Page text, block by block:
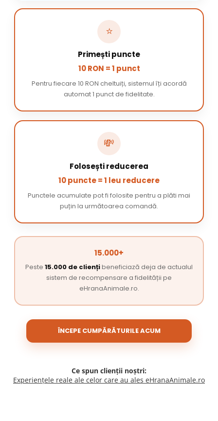
⭐
Primești puncte
10 RON = 1 punct
Pentru fiecare 10 RON cheltuiți, sistemul îți acordă
automat 1 punct de fidelitate.
💸
Folosești reducerea
10 puncte = 1 leu reducere
Punctele acumulate pot fi folosite pentru a plăti mai
puțin la următoarea comandă.
15.000+
Peste 15.000 de cliențibeneficiază deja de actualul
sistem de recompensare a fidelității pe
eHranaAnimale.ro.
ÎNCEPE CUMPĂRĂTURILE ACUM
Ce spun clienții noștri:
Experiențele reale ale celor care au ales eHranaAnimale.ro